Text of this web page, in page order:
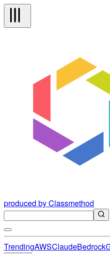
produced by Classmethod
TrendingAWSClaudeBedrock